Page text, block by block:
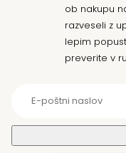
ob nakupu
razveseli z
lepim
preverite v